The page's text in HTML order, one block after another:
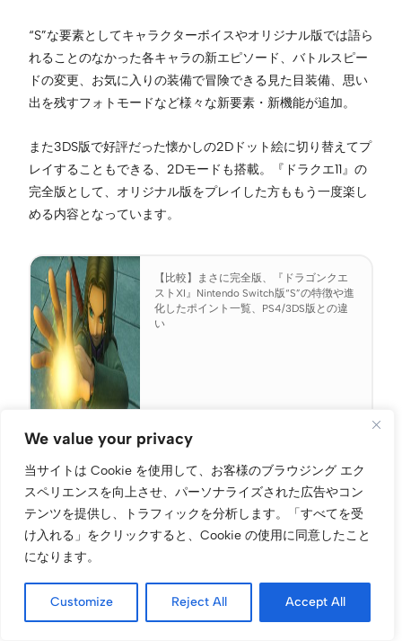
We value your privacy
当サイトは Cookie を使用して、お客様のブラウジング エク
スペリエンスを向上させ、パーソナライズされた広告やコン
テンツを提供し、トラフィックを分析します。
「すべてを受
け入れる」をクリックすると、Cookie の使用に同意したこと
になります。
Customize Reject All Accept All
“S”な要素としてキャラクターボイスやオリジナル版では語ら
れることのなかった各キャラの新エピソード、バトルスピー
ドの変更、お気に入りの装備で冒険できる見た目装備、思い
出を残すフォトモードなど様々な新要素・新機能が追加。
また3DS版で好評だった懐かしの2Dドット絵に切り替えてプ
レイすることもできる、2Dモードも搭載。『ドラクエ11』の
完全版として、オリジナル版をプレイした方ももう一度楽し
める内容となっています。
【比較】まさに完全版、『ドラゴンクエ
ストXI』Nintendo Switch版“S”の特徴や進
化したポイント一覧、PS4/3DS版との違
い
バテン・カイトス
モノリスソフトとトライクレッシェンドによるニンテンドー
ゲームキューブ時代の大作RPG『バテン・カイトス 終わらな
い翼と失われた海』と『バテン・カイトスII 始まりの翼と
神々の嗣子』が1つになって『バテン・カイトス I&II HD